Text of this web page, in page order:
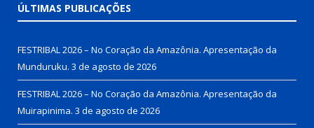
ÚLTIMAS PUBLICAÇÕES
FESTRIBAL 2026 – No Coração da Amazônia. Apresentação da
Munduruku. 3 de agosto de 2026
FESTRIBAL 2026 – No Coração da Amazônia. Apresentação da
Muirapinima. 3 de agosto de 2026